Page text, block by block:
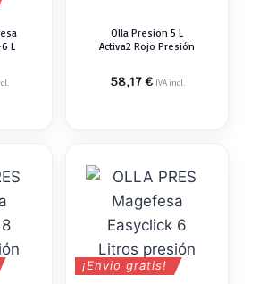
L
Olla Presion 5 L
Activa2 Rojo Presión
58,17€ IVA incl.
¡Envio gratis!